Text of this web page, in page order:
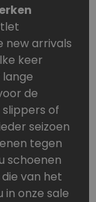
new arrivals
keer
de
of
seizoen
tegen
schoenen
van het
onze sale